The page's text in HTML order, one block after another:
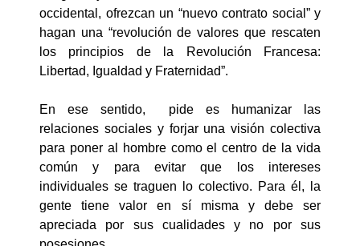
occidental, ofrezcan un “nuevo contrato social” y
hagan una “revolución de valores que rescaten
los principios de la Revolución Francesa:
Libertad, Igualdad y Fraternidad”.
En ese sentido, pide es humanizar las
relaciones sociales y forjar una visión colectiva
para poner al hombre como el centro de la vida
común y para evitar que los intereses
individuales se traguen lo colectivo. Para él, la
gente tiene valor en sí misma y debe ser
apreciada por sus cualidades y no por sus